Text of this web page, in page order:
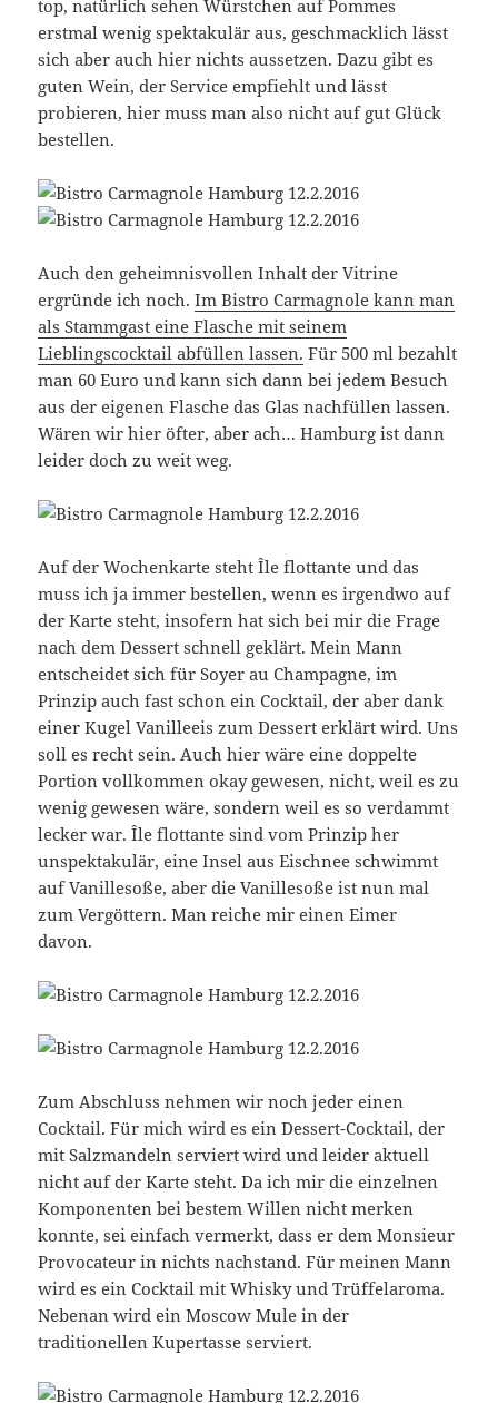
top, natürlich sehen Würstchen auf Pommes
erstmal wenig spektakulär aus, geschmacklich lässt
sich aber auch hier nichts aussetzen. Dazu gibt es
guten Wein, der Service empfiehlt und lässt
probieren, hier muss man also nicht auf gut Glück
bestellen.
Auch den geheimnisvollen Inhalt der Vitrine
ergründe ich noch.Im Bistro Carmagnole kann man
als Stammgast eine Flasche mit seinem
Lieblingscocktail abfüllen lassen. Für 500 ml bezahlt
man 60 Euro und kann sich dann bei jedem Besuch
aus der eigenen Flasche das Glas nachfüllen lassen.
Wären wir hier öfter, aber ach… Hamburg ist dann
leider doch zu weit weg.
Auf der Wochenkarte steht Île flottante und das
muss ich ja immer bestellen, wenn es irgendwo auf
der Karte steht, insofern hat sich bei mir die Frage
nach dem Dessert schnell geklärt. Mein Mann
entscheidet sich für Soyer au Champagne, im
Prinzip auch fast schon ein Cocktail, der aber dank
einer Kugel Vanilleeis zum Dessert erklärt wird. Uns
soll es recht sein. Auch hier wäre eine doppelte
Portion vollkommen okay gewesen, nicht, weil es zu
wenig gewesen wäre, sondern weil es so verdammt
lecker war. Île flottante sind vom Prinzip her
unspektakulär, eine Insel aus Eischnee schwimmt
auf Vanillesoße, aber die Vanillesoße ist nun mal
zum Vergöttern. Man reiche mir einen Eimer
davon.
Zum Abschluss nehmen wir noch jeder einen
Cocktail. Für mich wird es ein Dessert-Cocktail, der
mit Salzmandeln serviert wird und leider aktuell
nicht auf der Karte steht. Da ich mir die einzelnen
Komponenten bei bestem Willen nicht merken
konnte, sei einfach vermerkt, dass er dem Monsieur
Provocateur in nichts nachstand. Für meinen Mann
wird es ein Cocktail mit Whisky und Trüffelaroma.
Nebenan wird ein Moscow Mule in der
traditionellen Kupertasse serviert.